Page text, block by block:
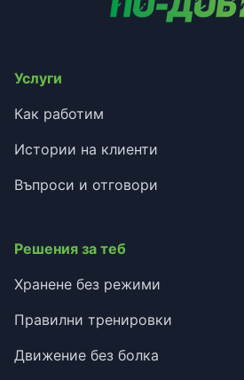
Услуги
Как работим
Истории на клиенти
Въпроси и отговори
Решения за теб
Хранене без режими
Правилни тренировки
Движение без болка